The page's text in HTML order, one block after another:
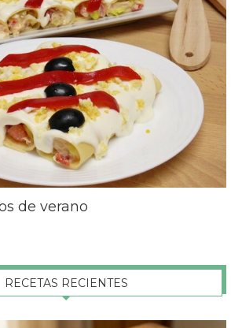
de verano
RECETAS RECIENTES